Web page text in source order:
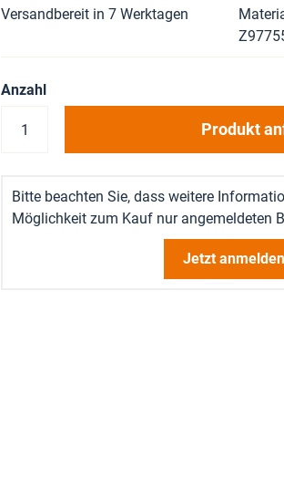
Versandbereit in 7 Werktagen
Anzahl
Produkt
Bitte beachten Sie, dass weitere
Möglichkeit zum Kauf nur angemeldeten
Jetzt anmelden